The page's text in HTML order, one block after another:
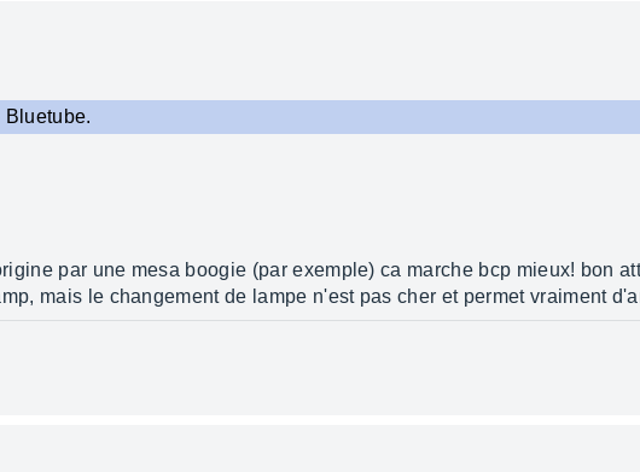
Bluetube.
par une mesa boogie (par exemple) ca marche bcp mieux! bon
mais le changement de lampe n'est pas cher et permet vraiment